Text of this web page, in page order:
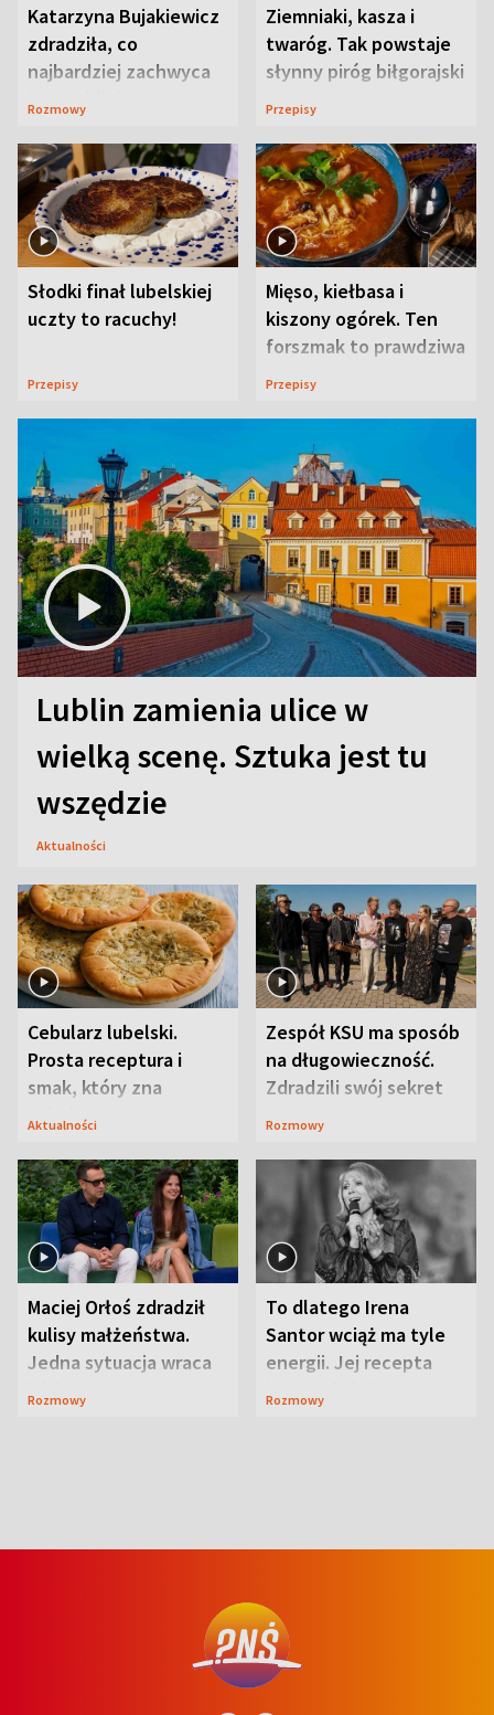
Katarzyna Bujakiewicz
zdradziła, co
najbardziej zachwyca
ją w Lublinie
Rozmowy
Ziemniaki, kasza i
twaróg. Tak powstaje
słynny piróg biłgorajski
Przepisy
Słodki finał lubelskiej
uczty to racuchy!
Przepisy
Mięso, kiełbasa i
kiszony ogórek. Ten
forszmak to prawdziwa
uczta
Przepisy
Lublin zamienia ulice w
wielką scenę. Sztuka jest tu
wszędzie
Aktualności
Cebularz lubelski.
Prosta receptura i
smak, który zna
Lubelszczyzna
Aktualności
Zespół KSU ma sposób
na długowieczność.
Zdradzili swój sekret
Rozmowy
Maciej Orłoś zdradził
kulisy małżeństwa.
Jedna sytuacja wraca
jak bumerang
Rozmowy
To dlatego Irena
Santor wciąż ma tyle
energii. Jej recepta
jest zaskakująco
Rozmowy